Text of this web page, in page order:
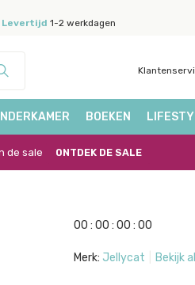
Levertijd 1-2 werkdagen
BOEKEN
de sale ONTDEK DE SALE
00 : 00 : 00 : 00
Merk: Jellycat Bekijk